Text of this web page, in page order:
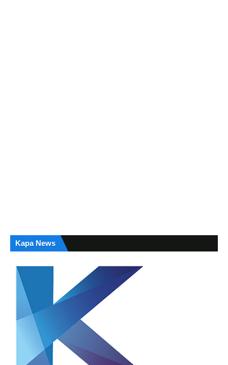
Kapa News